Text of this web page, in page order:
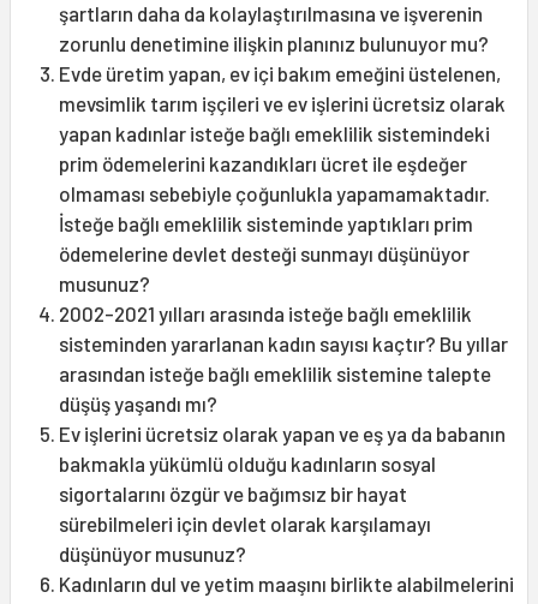
şartların daha da kolaylaştırılmasına ve işverenin
zorunlu denetimine ilişkin planınız bulunuyor mu?
Evde üretim yapan, ev içi bakım emeğini üstelenen,
mevsimlik tarım işçileri ve ev işlerini ücretsiz olarak
yapan kadınlar isteğe bağlı emeklilik sistemindeki
prim ödemelerini kazandıkları ücret ile eşdeğer
olmaması sebebiyle çoğunlukla yapamamaktadır.
İsteğe bağlı emeklilik sisteminde yaptıkları prim
ödemelerine devlet desteği sunmayı düşünüyor
musunuz?
2002-2021 yılları arasında isteğe bağlı emeklilik
sisteminden yararlanan kadın sayısı kaçtır? Bu yıllar
arasından isteğe bağlı emeklilik sistemine talepte
düşüş yaşandı mı?
Ev işlerini ücretsiz olarak yapan ve eş ya da babanın
bakmakla yükümlü olduğu kadınların sosyal
sigortalarını özgür ve bağımsız bir hayat
sürebilmeleri için devlet olarak karşılamayı
düşünüyor musunuz?
Kadınların dul ve yetim maaşını birlikte alabilmelerini